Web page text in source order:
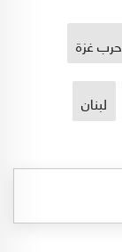
حرب غزة
لبنان